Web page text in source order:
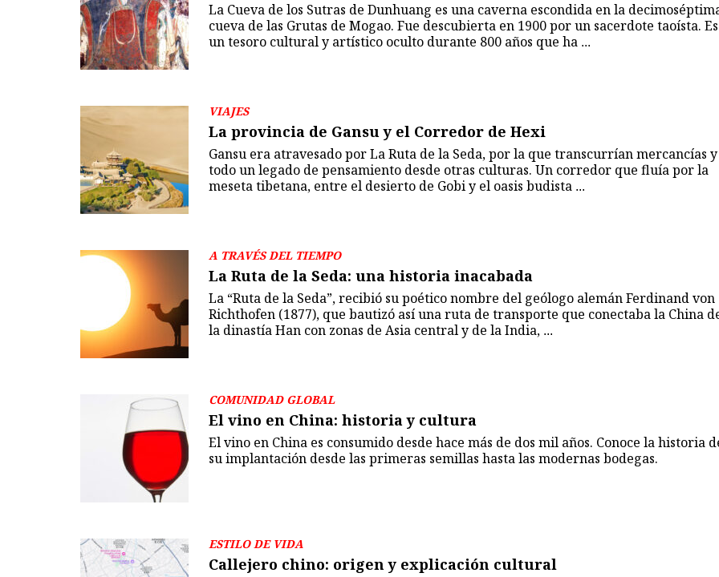
La Cueva de los Sutras de Dunhuang es una caverna escondida en la
cueva de las Grutas de Mogao. Fue descubierta en 1900 por un sacerdote taoísta. Es
un tesoro cultural y artístico oculto durante 800 años que ha ...
VIAJES
La provincia de Gansu y el Corredor de Hexi
Gansu era atravesado por La Ruta de la Seda, por la que transcurrían mercancías y
todo un legado de pensamiento desde otras culturas. Un corredor que fluía por la
meseta tibetana, entre el desierto de Gobi y el oasis budista ...
A TRAVÉS DEL TIEMPO
La Ruta de la Seda: una historia inacabada
La “Ruta de la Seda”, recibió su poético nombre del geólogo alemán Ferdinand von
Richthofen (1877), que bautizó así una ruta de transporte que conectaba la China
la dinastía Han con zonas de Asia central y de la India, ...
COMUNIDAD GLOBAL
El vino en China: historia y cultura
El vino en China es consumido desde hace más de dos mil años. Conoce la historia
su implantación desde las primeras semillas hasta las modernas bodegas.
ESTILO DE VIDA
Callejero chino: origen y explicación cultural